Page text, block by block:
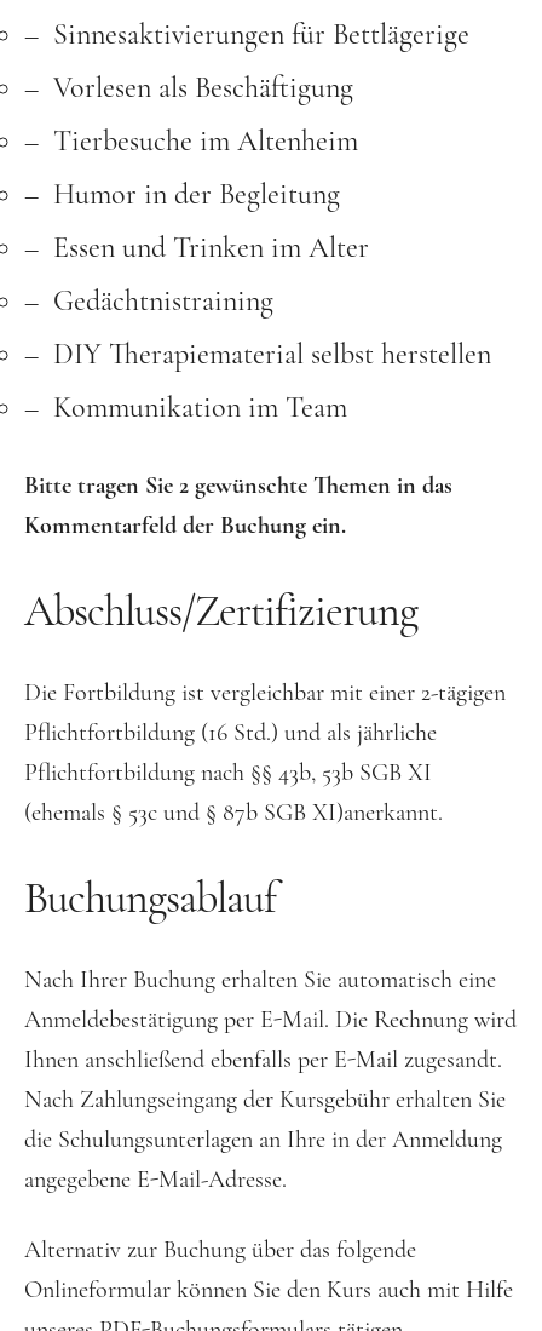
Sinnesaktivierungen für Bettlägerige
Vorlesen als Beschäftigung
Tierbesuche im Altenheim
Humor in der Begleitung
Essen und Trinken im Alter
Gedächtnistraining
DIY Therapiematerial selbst herstellen
Kommunikation im Team
Bitte tragen Sie 2 gewünschte Themen in das
Kommentarfeld der Buchung ein.
Abschluss/Zertifizierung
Die Fortbildung ist vergleichbar mit einer 2-tägigen
Pflichtfortbildung (16 Std.) und als jährliche
Pflichtfortbildung nach §§ 43b, 53b SGB XI
(ehemals § 53c und § 87b SGB XI)anerkannt.
Buchungsablauf
Nach Ihrer Buchung erhalten Sie automatisch eine
Anmeldebestätigung per E-Mail. Die Rechnung wird
Ihnen anschließend ebenfalls per E-Mail zugesandt.
Nach Zahlungseingang der Kursgebühr erhalten Sie
die Schulungsunterlagen an Ihre in der Anmeldung
angegebene E-Mail-Adresse.
Alternativ zur Buchung über das folgende
Onlineformular können Sie den Kurs auch mit Hilfe